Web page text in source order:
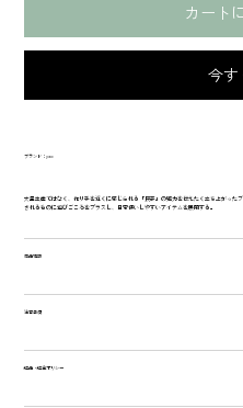
カート
今す
ブランド：yao
大量生産ではなく、作り手を近くに感じられる「民芸」の魅力を伝えたく立ち上がっ
されるものに遊びごころをプラスし、日常使いしやすいアイテムを展開する。
商品情報
注意事項
返品・返金ポリシー